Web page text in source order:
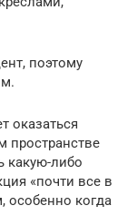
поэтому
оказаться
пространстве
какую-либо
«почти все в
особенно когда